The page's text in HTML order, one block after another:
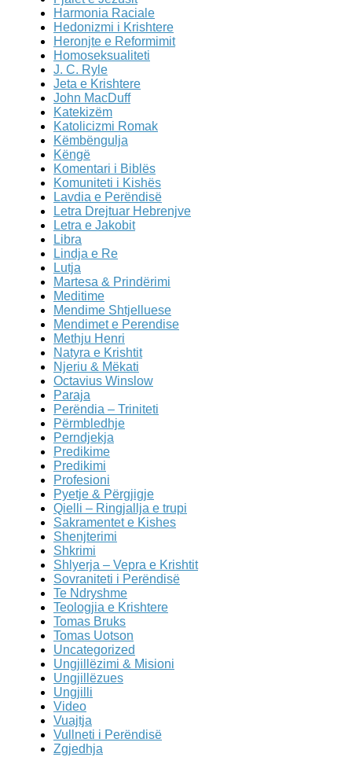
Harmonia Raciale
Hedonizmi i Krishtere
Heronjte e Reformimit
Homoseksualiteti
J. C. Ryle
Jeta e Krishtere
John MacDuff
Katekizëm
Katolicizmi Romak
Këmbëngulja
Këngë
Komentari i Biblës
Komuniteti i Kishës
Lavdia e Perëndisë
Letra Drejtuar Hebrenjve
Letra e Jakobit
Libra
Lindja e Re
Lutja
Martesa & Prindërimi
Meditime
Mendime Shtjelluese
Mendimet e Perendise
Methju Henri
Natyra e Krishtit
Njeriu & Mëkati
Octavius Winslow
Paraja
Perëndia – Triniteti
Përmbledhje
Perndjekja
Predikime
Predikimi
Profesioni
Pyetje & Përgjigje
Qielli – Ringjallja e trupi
Sakramentet e Kishes
Shenjterimi
Shkrimi
Shlyerja – Vepra e Krishtit
Sovraniteti i Perëndisë
Te Ndryshme
Teologjia e Krishtere
Tomas Bruks
Tomas Uotson
Uncategorized
Ungjillëzimi & Misioni
Ungjillëzues
Ungjilli
Video
Vuajtja
Vullneti i Perëndisë
Zgjedhja